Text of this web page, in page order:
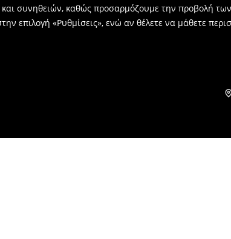
συνηθειών, καθώς προσαρμόζουμε την προβολή
επιλογή «Ρυθμίσεις», ενώ αν θέλετε να μάθετε